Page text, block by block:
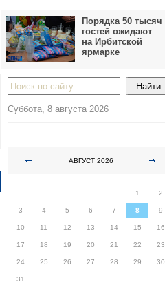
Порядка 50 тысяч
гостей ожидают
на Ирбитской
ярмарке
Суббота, 8 августа 2026
АВГУСТ 2026
1
2
3 4 5 6 7 8 9
10 11 12 13 14 15 16
17 18 19 20 21 22 23
24 25 26 27 28 29 30
31